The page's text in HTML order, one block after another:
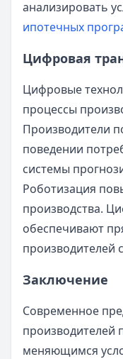
анализировать
ипотечных
Цифровая
Цифровые
процессы
Производители
поведении
системы
Роботизация
производства.
обеспечивают
производителей
Заключение
Современное
производителей
меняющимся